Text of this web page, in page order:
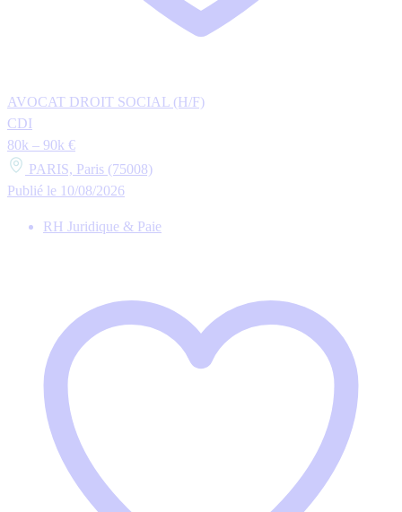
AVOCAT DROIT SOCIAL (H/F)
CDI
80k – 90k €
PARIS, Paris (75008)
Publié le 10/08/2026
RH Juridique & Paie